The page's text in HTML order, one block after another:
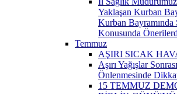
Yaklaşan Kurban
Kurban Bayramında
Konusunda
Temmuz
AŞIRI SICAK
Aşırı Yağışlar
Önlenmesinde
15 TEMMUZ